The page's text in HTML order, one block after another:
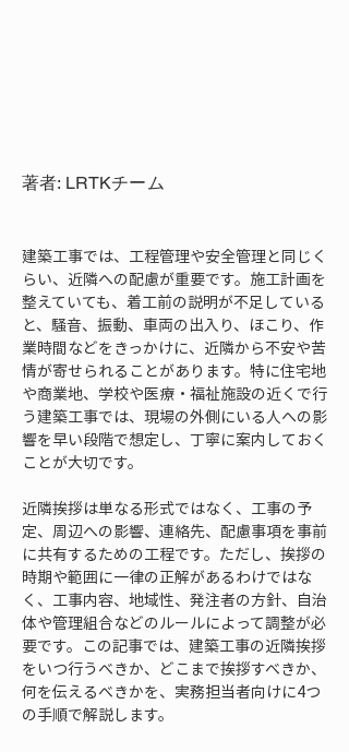
著者: LRTKチーム
建築工事では、工程管理や安全管理と同じく
らい、近隣への配慮が重要です。施工計画を
整えていても、着工前の説明が不足している
と、騒音、振動、車両の出入り、ほこり、作
業時間などをきっかけに、近隣から不安や苦
情が寄せられることがあります。特に住宅地
や商業地、学校や医療・福祉施設の近くで行
う建築工事では、現場の外側にいる人への影
響を早い段階で想定し、丁寧に案内しておく
ことが大切です。
近隣挨拶は単なる形式ではなく、工事の予
定、周辺への影響、連絡先、配慮事項を事前
に共有するための工程です。ただし、挨拶の
時期や範囲に一律の正解があるわけではな
く、工事内容、地域性、発注者の方針、自治
体や管理組合などのルールによって調整が必
要です。この記事では、建築工事の近隣挨拶
をいつ行うべきか、どこまで挨拶すべきか、
何を伝えるべきかを、実務担当者向けに4つ
の手順で解説します。